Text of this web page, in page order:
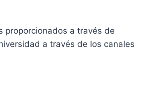
proporcionados a través de
a través de los canales